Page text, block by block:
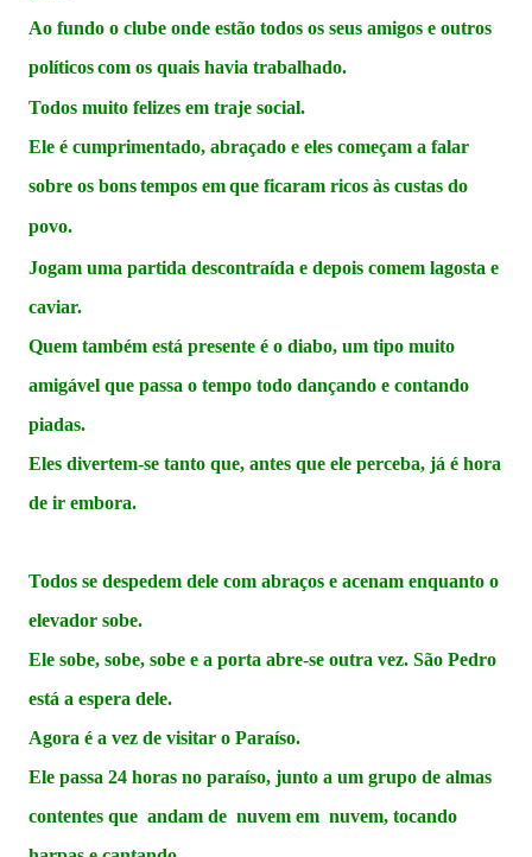
Ao fundo o clube onde estão todos os seus amigos e outros
políticoscom os quais havia trabalhado.
Todos muito felizes em traje social.
Ele é cumprimentado, abraçado e eles começam a falar
sobre os bonstempos emque ficaram ricos às custas do
povo.
Jogam uma partida descontraída e depois comem lagosta e
caviar.
Quem também está presente é o diabo, um tipo muito
amigável que passa o tempo todo dançando e contando
piadas.
Eles divertem-se tanto que, antes que ele perceba, já é hora
de ir embora.
Todos se despedem dele com abraços e acenam enquanto o
elevador sobe.
Ele sobe, sobe, sobe e a porta abre-se outra vez. São Pedro
está a espera dele.
Agora é a vez de visitar o Paraíso.
Ele passa 24 horas no paraíso, junto a um grupo de almas
contentes que andam de nuvem em nuvem, tocando